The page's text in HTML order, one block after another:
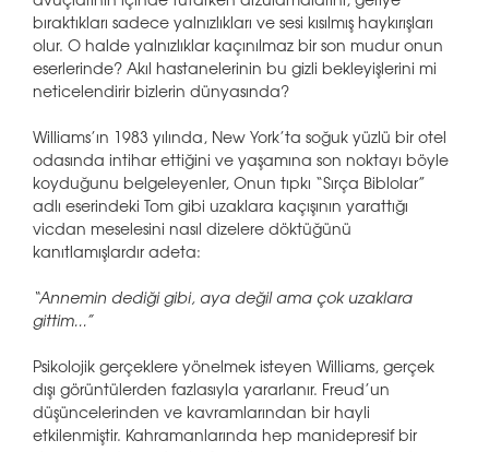
bıraktıkları sadece yalnızlıkları ve sesi kısılmış haykırışları
olur. O halde yalnızlıklar kaçınılmaz bir son mudur onun
eserlerinde? Akıl hastanelerinin bu gizli bekleyişlerini mi
neticelendirir bizlerin dünyasında?
Williams’ın 1983 yılında, New York’ta soğuk yüzlü bir otel
odasında intihar ettiğini ve yaşamına son noktayı böyle
koyduğunu belgeleyenler, Onun tıpkı “Sırça Biblolar”
adlı eserindeki Tom gibi uzaklara kaçışının yarattığı
vicdan meselesini nasıl dizelere döktüğünü
kanıtlamışlardır adeta:
“Annemin dediği gibi, aya değil ama çok uzaklara
gittim...”
Psikolojik gerçeklere yönelmek isteyen Williams, gerçek
dışı görüntülerden fazlasıyla yararlanır. Freud’un
düşüncelerinden ve kavramlarından bir hayli
etkilenmiştir. Kahramanlarında hep manidepresif bir